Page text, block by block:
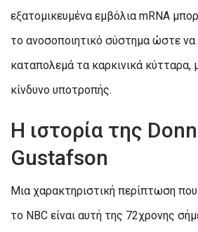
εξατομικευμένα εμβόλια mRNA
το ανοσοποιητικό σύστημα ώστε να
καταπολεμά τα καρκινικά κύτταρα,
κίνδυνο υποτροπής.
Η ιστορία της
Gustafson
Μια χαρακτηριστική περίπτωση
το NBC είναι αυτή της 72χρονης